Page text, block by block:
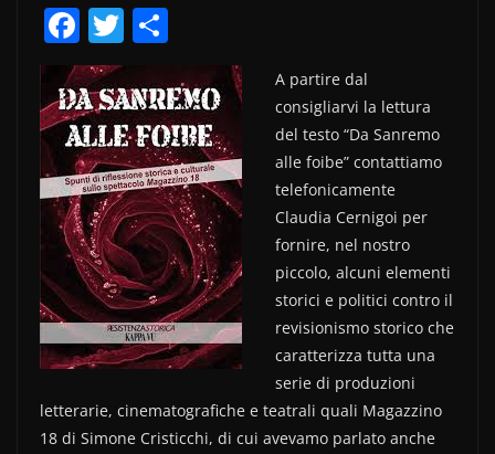
F
a
c
e
b
o
o
k
T
itt
er
n
di
vi
di
A partire dal
consigliarvi la lettura
del testo “Da Sanremo
alle foibe” contattiamo
telefonicamente
Claudia Cernigoi per
fornire, nel nostro
piccolo, alcuni elementi
storici e politici contro il
revisionismo storico che
caratterizza tutta una
serie di produzioni
letterarie, cinematografiche e teatrali quali Magazzino
18 di Simone Cristicchi, di cui avevamo parlato anche